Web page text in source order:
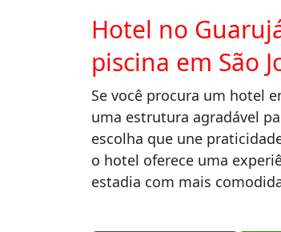
Hotel no
piscina em São
Se você procura um hotel
uma estrutura agradável
escolha que une
o hotel oferece uma
estadia com mais